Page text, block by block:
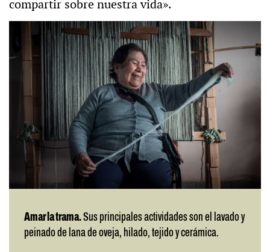
compartir sobre nuestra vida».
Amar la trama.Sus principales actividades son el lavado y
peinado de lana de oveja, hilado, tejido y cerámica.